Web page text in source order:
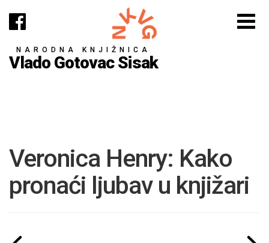
NARODNA KNJIŽNICA
Vlado Gotovac Sisak
Veronica Henry: Kako
pronaći ljubav u knjižari